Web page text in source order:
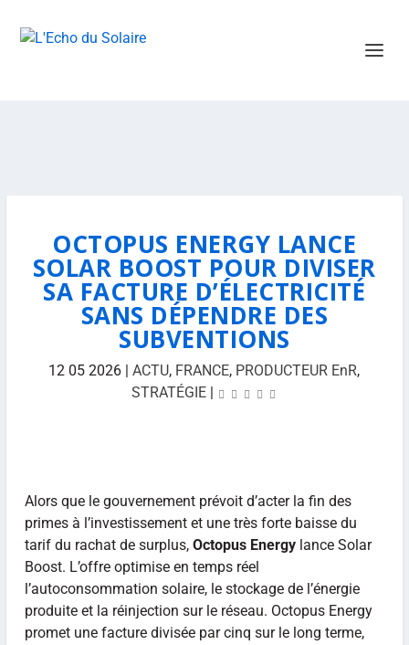
OCTOPUS ENERGY LANCE
SOLAR BOOST POUR DIVISER
SA FACTURE D’ÉLECTRICITÉ
SANS DÉPENDRE DES
SUBVENTIONS
12 05 2026 |ACTU, FRANCE, PRODUCTEUR EnR,
STRATÉGIE|
Alors que le gouvernement prévoit d’acter la fin des
primes à l’investissement et une très forte baisse du
tarif du rachat de surplus, Octopus Energylance Solar
Boost. L’offre optimise en temps réel
l’autoconsommation solaire, le stockage de l’énergie
produite et la réinjection sur le réseau. Octopus Energy
promet une facture divisée par cinq sur le long terme,